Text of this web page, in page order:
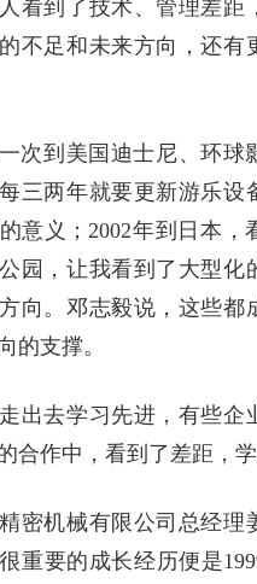
看到了技术、管理差距
不足和未来方向，还有
次到美国迪士尼、环球
三两年就要更新游乐设
意义；2002年到日本，
园，让我看到了大型化
向。邓志毅说，这些都
的支撑。
出去学习先进，有些企
合作中，看到了差距，学
密机械有限公司总经理
重要的成长经历便是